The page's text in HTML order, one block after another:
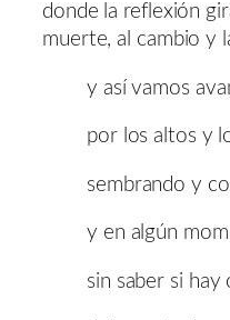
donde la reflexión
muerte, al cambio y
y así vamos
por los altos y
sembrando y
y en algún
sin saber si hay